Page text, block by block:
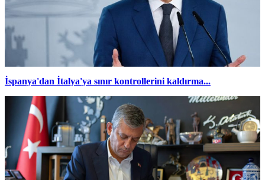
İspanya'dan İtalya'ya sınır kontrollerini kaldırma...